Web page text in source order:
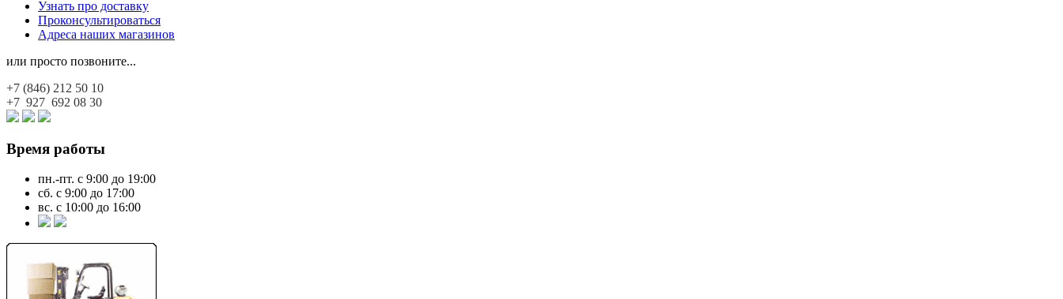
Узнать про доставку
Проконсультироваться
Адреса наших магазинов
или просто позвоните...
+7 (846) 212 50 10
+7 927 692 08 30
Время работы
пн.-пт. с 9:00 до 19:00
сб. с 9:00 до 17:00
вс. с 10:00 до 16:00